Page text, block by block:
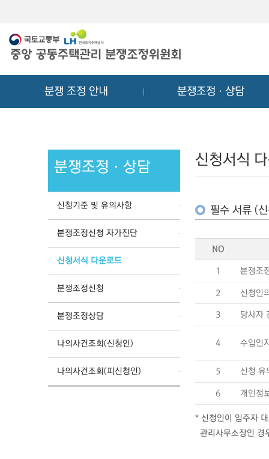
분쟁 조정 안내 분쟁조정ㆍ상담
분쟁조정ㆍ상담
신청기준 및 유의사항
분쟁조정신청 자가진단
신청서식 다운로드
분쟁조정신청
분쟁조정상담
나의사건조회(신청인)
나의사건조회(피신청인)
신청서식
필수 서류 (
NO
1 분쟁조
2 신청인
3 당사자
4 수입인
5 신청 유
6 개인정
* 신청인이 입주자
관리사무소장인 경